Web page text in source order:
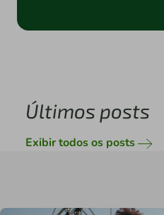
Últimos posts
Exibir todos os posts